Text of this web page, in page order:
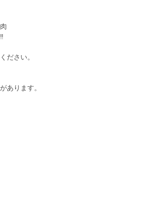
肉
ださい。
あります。